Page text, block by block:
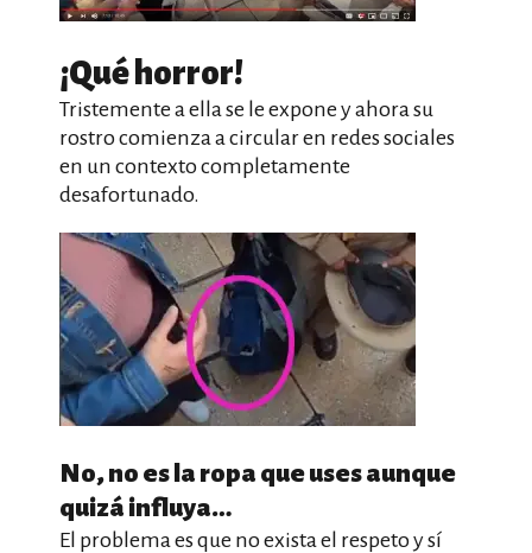
¡Qué horror!
Tristemente a ella se le expone y ahora su
rostro comienza a circular en redes sociales
en un contexto completamente
desafortunado.
No, no es la ropa que uses aunque
quizá influya…
El problema es que no exista el respeto y sí